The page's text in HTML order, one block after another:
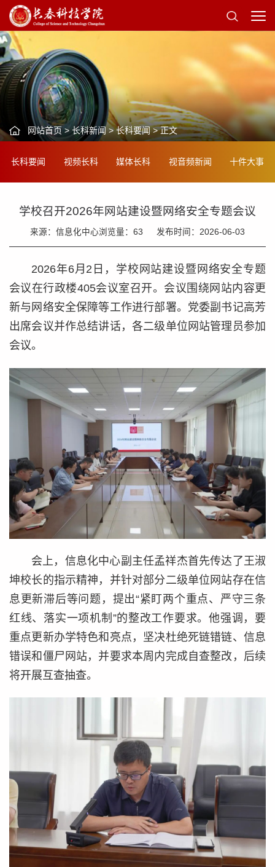
网站首页>长科新闻 >长科要闻> 正文
长科要闻 视频长科 媒体长科 视音频新闻 十件大事
学校召开2026年网站建设暨网络安全专题会议
来源：信息化中心浏览量：63 发布时间：2026-06-03
2026年6月2日，学校网站建设暨网络安全专题
会议在行政楼405会议室召开。会议围绕网站内容更
新与网络安全保障等工作进行部署。党委副书记高芳
出席会议并作总结讲话，各二级单位网站管理员参加
会议。
会上，信息化中心副主任孟祥杰首先传达了王淑
坤校长的指示精神，并针对部分二级单位网站存在信
息更新滞后等问题，提出“紧盯两个重点、严守三条
红线、落实一项机制”的整改工作要求。他强调，要
重点更新办学特色和亮点，坚决杜绝死链错链、信息
错误和僵尸网站，并要求本周内完成自查整改，后续
将开展互查抽查。